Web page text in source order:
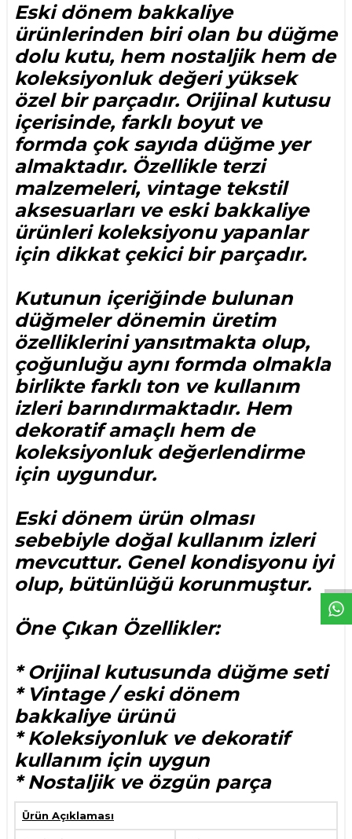
W
h
t
s
p
p
D
e
s
e
H
a
t
t
Eski dönem bakkaliye
ürünlerinden biri olan bu düğme
dolu kutu, hem nostaljik hem de
koleksiyonluk değeri yüksek
özel bir parçadır. Orijinal kutusu
içerisinde, farklı boyut ve
formda çok sayıda düğme yer
almaktadır. Özellikle terzi
malzemeleri, vintage tekstil
aksesuarları ve eski bakkaliye
ürünleri koleksiyonu yapanlar
için dikkat çekici bir parçadır.
Kutunun içeriğinde bulunan
düğmeler dönemin üretim
özelliklerini yansıtmakta olup,
çoğunluğu aynı formda olmakla
birlikte farklı ton ve kullanım
izleri barındırmaktadır. Hem
dekoratif amaçlı hem de
koleksiyonluk değerlendirme
için uygundur.
Eski dönem ürün olması
sebebiyle doğal kullanım izleri
mevcuttur. Genel kondisyonu iyi
olup, bütünlüğü korunmuştur.
Öne Çıkan Özellikler:
* Orijinal kutusunda düğme seti
* Vintage / eski dönem
bakkaliye ürünü
* Koleksiyonluk ve dekoratif
kullanım için uygun
* Nostaljik ve özgün parça
Ürün Açıklaması